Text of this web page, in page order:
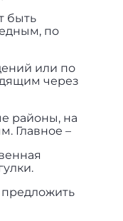
быть
по
или по
через
районы, на
Главное –